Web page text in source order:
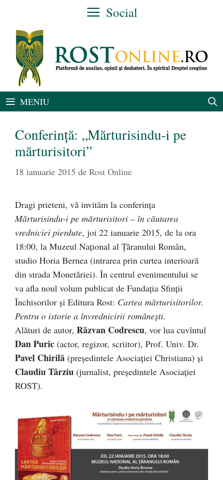
conținut
Social
MENIU
Conferinţă: „Mărturisindu-i pe
mărturisitori”
18 ianuarie 2015 de Rost Online
Dragi prieteni, vă invităm la conferința
Mărturisindu-i pe mărturisitori – în căutarea
vredniciei pierdute, joi 22 ianuarie 2015, de la ora
18:00, la Muzeul Național al Țăranului Român,
studio Horia Bernea (intrarea prin curtea interioară
din strada Monetăriei). În centrul evenimentului se
va afla noul volum publicat de Fundația Sfinții
Închisorilor și Editura Rost: Cartea mărturisitorilor.
Pentru o istorie a învrednicirii românești.
Alături de autor, Răzvan Codrescu, vor lua cuvîntul
Dan Puric (actor, regizor, scriitor), Prof. Univ. Dr.
Pavel Chirilă (președintele Asociației Christiana) și
Claudiu Târziu (jurnalist, președintele Asociației
ROST).